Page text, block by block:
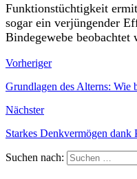
Funktionstüchtigkeit
sogar ein verjüngender
Bindegewebe beobachtet
Vorheriger
Grundlagen des Alterns: Wie
Nächster
Starkes Denkvermögen dank
Suchen nach: